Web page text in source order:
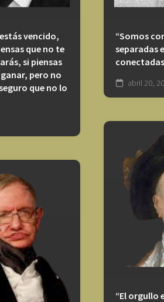
vencido,
que no te
si piensas
pero no
que no lo
“Somos
separadas
abril 20,
“El orgullo